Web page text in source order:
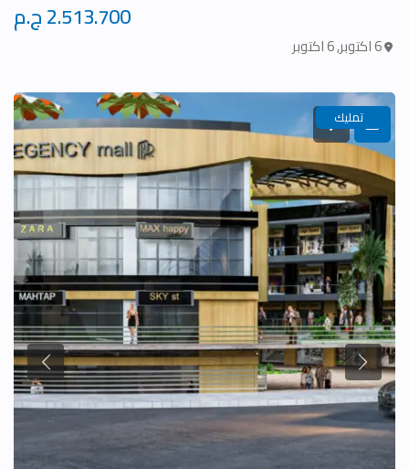
6 اكتوبر ,6 اكتوبر
تمليك